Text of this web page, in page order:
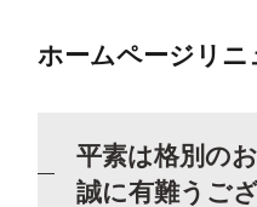
ホームページリ
平素は格別の
誠に有難うご